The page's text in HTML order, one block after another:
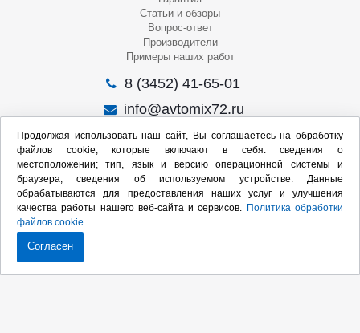
Статьи и обзоры
Вопрос-ответ
Производители
Примеры наших работ
8 (3452) 41-65-01
info@avtomix72.ru
г. Тюмень, ул. 50 лет Октября, 120
Пн-Пт
: 09:00 – 19:00
Сб: 10:00 – 17:00
Вс: Выходной
Мы в социальных сетях:
Продолжая использовать наш сайт, Вы соглашаетесь на обработку
файлов cookie, которые включают в себя: сведения о
местоположении; тип, язык и версию операционной системы и
браузера; сведения об используемом устройстве. Данные
обрабатываются для предоставления наших услуг и улучшения
качества работы нашего веб-сайта и сервисов. Политика обработки
файлов cookie.
Согласен